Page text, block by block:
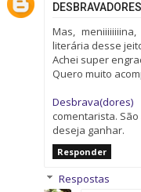
Mas,
literária desse
Achei super
Quero muito
comentarista.
deseja ganhar.
Responder
Respostas